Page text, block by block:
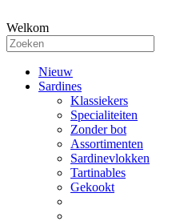
Welkom
Nieuw
Sardines
Klassiekers
Specialiteiten
Zonder bot
Assortimenten
Sardinevlokken
Tartinables
Gekookt